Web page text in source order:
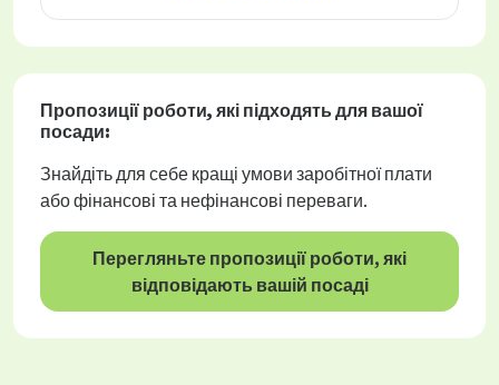
Пропозиції роботи, які підходять для вашої
посади:
Знайдіть для себе кращі умови заробітної плати
або фінансові та нефінансові переваги.
Перегляньте пропозиції роботи, які
відповідають вашій посаді